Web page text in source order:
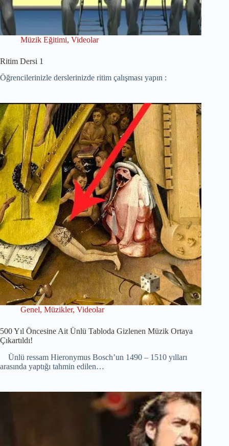
Müzik Eğitimi, Videolar
Ritim Dersi 1
Öğrencilerinizle derslerinizde ritim çalışması yapın :
Genel, Müzikler, Videolar
500 Yıl Öncesine Ait Ünlü Tabloda Gizlenen Müzik Ortaya
Çıkartıldı!
Ünlü ressam Hieronymus Bosch’un 1490 – 1510 yılları
arasında yaptığı tahmin edilen…